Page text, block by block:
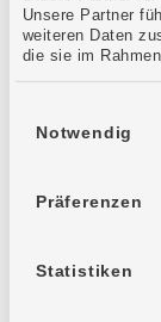
Unsere Partner
weiteren Daten
die sie im
Notwendig
Präferenzen
Statistiken